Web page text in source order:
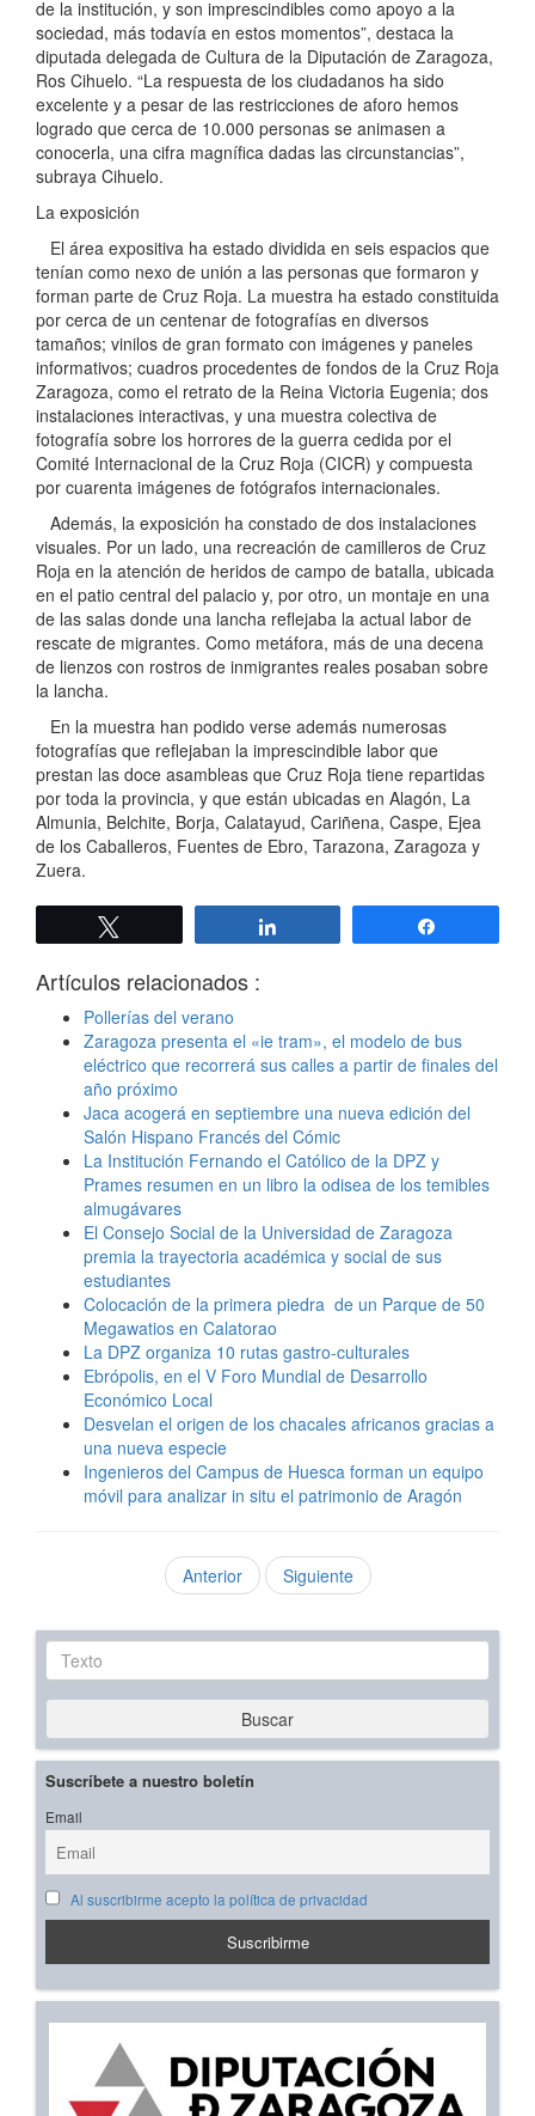
de la institución, y son imprescindibles como apoyo a la
sociedad, más todavía en estos momentos”, destaca la
diputada delegada de Cultura de la Diputación de Zaragoza,
Ros Cihuelo. “La respuesta de los ciudadanos ha sido
excelente y a pesar de las restricciones de aforo hemos
logrado que cerca de 10.000 personas se animasen a
conocerla, una cifra magnífica dadas las circunstancias”,
subraya Cihuelo.
La exposición
El área expositiva ha estado dividida en seis espacios que
tenían como nexo de unión a las personas que formaron y
forman parte de Cruz Roja. La muestra ha estado constituida
por cerca de un centenar de fotografías en diversos
tamaños; vinilos de gran formato con imágenes y paneles
informativos; cuadros procedentes de fondos de la Cruz Roja
Zaragoza, como el retrato de la Reina Victoria Eugenia; dos
instalaciones interactivas, y una muestra colectiva de
fotografía sobre los horrores de la guerra cedida por el
Comité Internacional de la Cruz Roja (CICR) y compuesta
por cuarenta imágenes de fotógrafos internacionales.
Además, la exposición ha constado de dos instalaciones
visuales. Por un lado, una recreación de camilleros de Cruz
Roja en la atención de heridos de campo de batalla, ubicada
en el patio central del palacio y, por otro, un montaje en una
de las salas donde una lancha reflejaba la actual labor de
rescate de migrantes. Como metáfora, más de una decena
de lienzos con rostros de inmigrantes reales posaban sobre
la lancha.
En la muestra han podido verse además numerosas
fotografías que reflejaban la imprescindible labor que
prestan las doce asambleas que Cruz Roja tiene repartidas
por toda la provincia, y que están ubicadas en Alagón, La
Almunia, Belchite, Borja, Calatayud, Cariñena, Caspe, Ejea
de los Caballeros, Fuentes de Ebro, Tarazona, Zaragoza y
Zuera.
Artículos relacionados :
Pollerías del verano
Zaragoza presenta el «ie tram», el modelo de bus
eléctrico que recorrerá sus calles a partir de finales del
año próximo
Jaca acogerá en septiembre una nueva edición del
Salón Hispano Francés del Cómic
La Institución Fernando el Católico de la DPZ y
Prames resumen en un libro la odisea de los temibles
almugávares
El Consejo Social de la Universidad de Zaragoza
premia la trayectoria académica y social de sus
estudiantes
Colocación de la primera piedra de un Parque de 50
Megawatios en Calatorao
La DPZ organiza 10 rutas gastro-culturales
Ebrópolis, en el V Foro Mundial de Desarrollo
Económico Local
Desvelan el origen de los chacales africanos gracias a
una nueva especie
Ingenieros del Campus de Huesca forman un equipo
móvil para analizar in situ el patrimonio de Aragón
Anterior Siguiente
Texto
Buscar
Suscríbete a nuestro boletín
Email
Al suscribirme acepto la política de privacidad